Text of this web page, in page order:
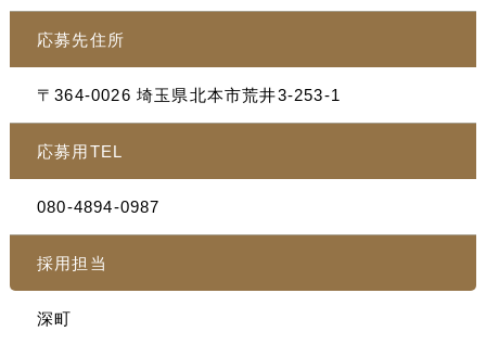
応募先住所
〒364-0026 埼玉県北本市荒井3-253-1
応募用TEL
080-4894-0987
採用担当
深町